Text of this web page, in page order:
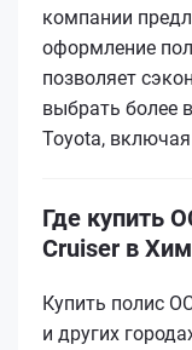
компании
оформление
позволяет
выбрать более
Toyota,
Где купить
Cruiser в
Купить полис
и других